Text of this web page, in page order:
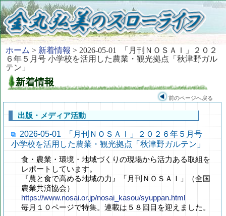
ホーム > 新着情報 > 2026-05-01 「月刊ＮＯＳＡＩ」２０２
６年５月号 小学校を活用した農業・観光拠点「秋津野ガル
テン」
新着情報
前のページへ戻る
出版・メディア活動
2026-05-01 「月刊ＮＯＳＡＩ」２０２６年５月号
小学校を活用した農業・観光拠点「秋津野ガルテン」
食・農業・環境・地域づくりの現場から活力ある取組を
レポートしています。
『農と食で高める地域の力』「月刊ＮＯＳＡＩ」（全国
農業共済協会）
https://www.nosai.or.jp/nosai_kasou/syuppan.html
毎月１０ページで特集。連載は５８回目を迎えました。